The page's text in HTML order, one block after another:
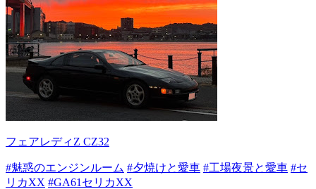
フェアレディZ CZ32
#魅惑のエンジンルーム #夕焼けと愛車 #工場夜景と愛車 #セ
リカXX #GA61セリカXX